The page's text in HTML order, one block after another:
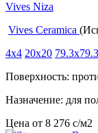
Vives Niza
Vives Ceramica
4x4 20x20 79.3x79.3
Поверхность:
Назначение: для
Цена от 8 276 c/м2